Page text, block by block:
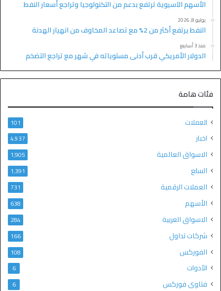
الأسهم الآسيوية ترتفع بدعم من التكنولوجيا وتراجع أسعار النفط
يوليو 8, 2026
النفط يرتفع أكثر من 2% مع تصاعد المخاوف من انهيار الهدنة
منذ 3 أسابيع
الدولار الأمريكي قرب أدنى مستوياته في شهر مع تراجع التضخم
فئات هامة
العملات 101
اخبار 4٬937
الاسواق العالمية 1٬905
السلع 1٬391
العملات الرقمية 731
الأسهم 638
الاسواق العربية 284
شركات تداول 166
الفوركس 108
الأدوات 6
فتاوى فوركس 6